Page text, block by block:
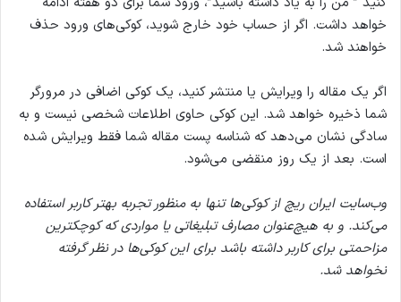
خواهد داشت. اگر از حساب خود خارج شوید، کوکی‌های ورود حذف
خواهند شد.
اگر یک مقاله را ویرایش یا منتشر کنید، یک کوکی اضافی در مرورگر
شما ذخیره خواهد شد. این کوکی حاوی اطلاعات شخصی نیست و به
سادگی نشان می‌دهد که شناسه پست مقاله شما فقط ویرایش شده
است. بعد از یک روز منقضی می‌شود.
وب‌سایت ایران ریچ از کوکی‌ها تنها به منظور تجربه بهتر کاربر استفاده
می‌کند. و به هیچ‌عنوان مصارف تبلیغاتی یا مواردی که کوچکترین
مزاحمتی برای کاربر داشته باشد برای این کوکی‌ها در نظر گرفته
نخواهد شد.